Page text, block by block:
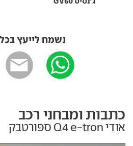
נשמח לייעץ
כתבות ומבחני רכב
אודי Q4 e-tron ספורטבק